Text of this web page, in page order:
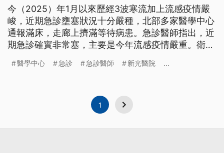
今（2025）年1月以來歷經3波寒流加上流感疫情嚴
峻，近期急診壅塞狀況十分嚴種，北部多家醫學中心
通報滿床，走廊上擠滿等待病患。急診醫師指出，近
期急診確實非常塞，主要是今年流感疫情嚴重。衛福
區域內轉診分流。
醫學中心 急診 急診醫師 新光醫院 ...
1